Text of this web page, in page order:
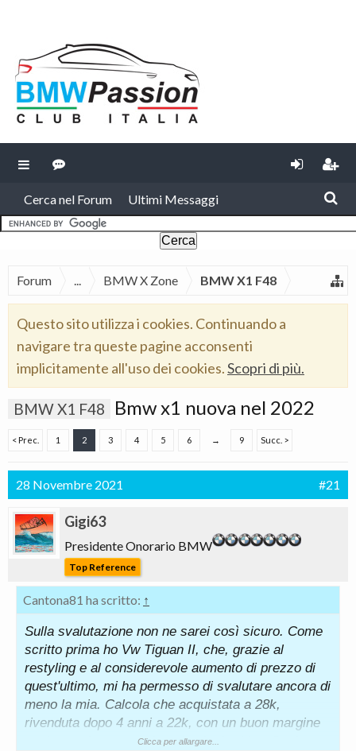
Cerca nel Forum Ultimi Messaggi
Forum ... BMW X Zone BMW X1 F48
Questo sito utilizza i cookies. Continuando a
navigare tra queste pagine acconsenti
implicitamente all'uso dei cookies.Scopri di più.
BMW X1 F48 Bmw x1 nuova nel 2022
< Prec. 1 2 3 4 5 6 → 9 Succ. >
28 Novembre 2021 #21
Gigi63
Presidente Onorario BMW
Top Reference
Cantona81 ha scritto: ↑
Sulla svalutazione non ne sarei così sicuro. Come
scritto prima ho Vw Tiguan II, che, grazie al
restyling e al considerevole aumento di prezzo di
quest'ultimo, mi ha permesso di svalutare ancora di
meno la mia. Calcola che acquistata a 28k,
rivenduta dopo 4 anni a 22k, con un buon margine
anche per la concessionaria che la ritira. Ovvio,
Clicca per allargare...